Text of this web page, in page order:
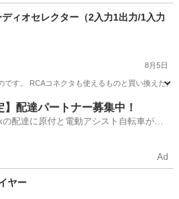
キッチン家電 トースター
ィオセレクター（2入力1出力/1入力
8月5日
です。 RCAコネクタも使えるものと買い換えた
駅 オーディオ 場所
】配達パートナー募集中！
配達に原付と電動アシスト自転車が登
Ad
ヤー